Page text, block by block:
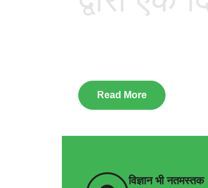
Read More
विज्ञान भी नतमस्तक